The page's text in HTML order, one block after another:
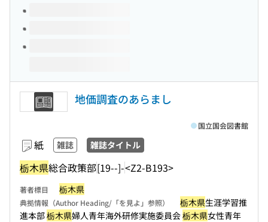
地価調査のあらまし
紙 雑誌 雑誌タイトル
栃木県総合政策部[19--]-<Z2-B193>
国立国会図書館
著者標目 栃木県
典拠情報（Author Heading/「を見よ」参照） 栃木県生涯学習推
進本部栃木県婦人青年海外研修実施委員会栃木県女性青年